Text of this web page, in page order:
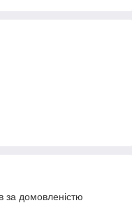
за домовленістю